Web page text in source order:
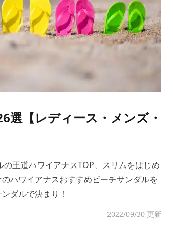
選【レディース・メンズ・
王道ハワイアナスTOP、スリムをはじめ
ハワイアナスおすすめビーチサンダルを
ダルで決まり！
2022/09/30 更新